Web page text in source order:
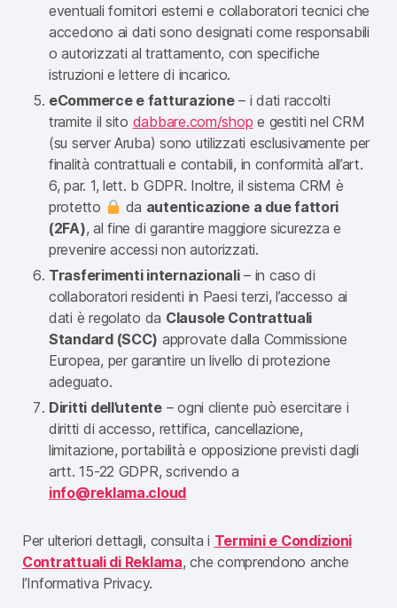
eventuali fornitori esterni e collaboratori tecnici che
accedono ai dati sono designati come responsabili
o autorizzati al trattamento, con specifiche
istruzioni e lettere di incarico.
eCommerce e fatturazione– i dati raccolti
tramite il sito dabbare.com/shop e gestiti nel CRM
(su server Aruba) sono utilizzati esclusivamente per
finalità contrattuali e contabili, in conformità all’art.
6, par. 1, lett. b GDPR. Inoltre, il sistema CRM è
protetto
da autenticazione a due fattori
(2FA), al fine di garantire maggiore sicurezza e
prevenire accessi non autorizzati.
Trasferimenti internazionali– in caso di
collaboratori residenti in Paesi terzi, l’accesso ai
dati è regolato da Clausole Contrattuali
Standard (SCC) approvate dalla Commissione
Europea, per garantire un livello di protezione
adeguato.
Diritti dell’utente– ogni cliente può esercitare i
diritti di accesso, rettifica, cancellazione,
limitazione, portabilità e opposizione previsti dagli
artt. 15-22 GDPR, scrivendo a
info@reklama.cloud
Per ulteriori dettagli, consulta i Termini e Condizioni
Contrattuali di Reklama, che comprendono anche
l’Informativa Privacy.